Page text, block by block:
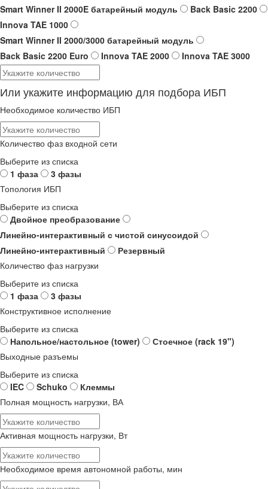
Smart Winner II 2000E батарейный модуль
Back Basic 2200
Innova TAE 1000
Smart Winner II 2000/3000 батарейный модуль
Back Basic 2200 Euro
Innova TAE 2000 Innova TAE 3000
Или укажите информацию для подбора ИБП
Необходимое количество ИБП
Количество фаз входной сети
Выберите из списка
1 фаза
3 фазы
Топология ИБП
Выберите из списка
Двойное преобразование
Линейно-интерактивный с чистой синусоидой
Линейно-интерактивный
Резервный
Количество фаз нагрузки
Выберите из списка
1 фаза
3 фазы
Конструктивное исполнение
Выберите из списка
Напольное/настольное (tower)
Стоечное (rack 19")
Выходные разъемы
Выберите из списка
IEC
Schuko
Клеммы
Полная мощность нагрузки, ВА
Активная мощность нагрузки, Вт
Необходимое время автономной работы, мин